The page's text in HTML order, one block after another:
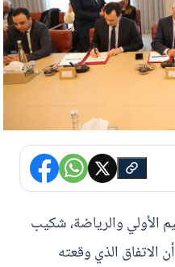
الأولي والرياضة، شكيب
الاتفاق الذي وقعته